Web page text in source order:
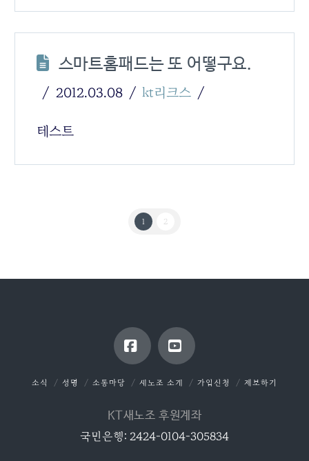
스마트홈패드는 또 어떻구요.
2012.03.08 kt리크스
테스트
1 2
FacebookYouTube
소식 성명 소통마당 새노조 소개 가입신청 제보하기
KT새노조 후원계좌
국민은행: 2424-0104-305834